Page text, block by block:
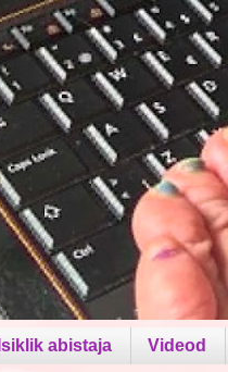
Isiklik abistaja Videod